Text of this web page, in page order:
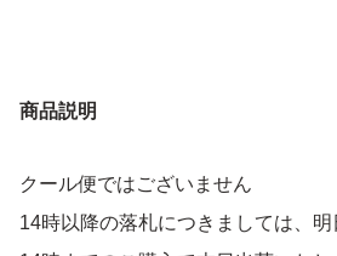
商品説明
クール便ではございません
14時以降の落札につきましては、